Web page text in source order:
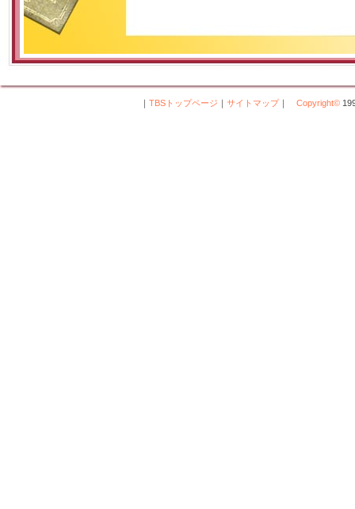
｜ TBSトップページ ｜ サイトマップ｜ Copyright©